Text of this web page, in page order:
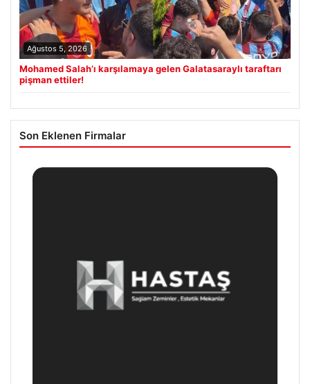
Ağustos 5, 2026
Mohamed Salah’ı karşılamaya gelen Galatasaraylı taraftarı
pişman ettiler!
Son Eklenen Firmalar